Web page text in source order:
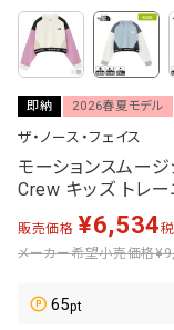
即納 2026春夏モデル
ザ・ノース・フェイス
モーションスムー
Crew キッズ トレ
販売価格 ¥6,534
メーカー希望小売価格
65